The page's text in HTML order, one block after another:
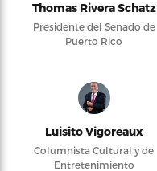
Thomas Rivera Schatz
Presidente del Senado de
Puerto Rico
Luisito Vigoreaux
Columnista Cultural y de
Entretenimiento